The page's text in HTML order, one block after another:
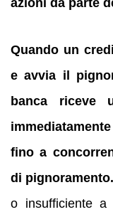
Quando un
e avvia il
banca riceve
fino a
di pignoramento.
o insufficiente